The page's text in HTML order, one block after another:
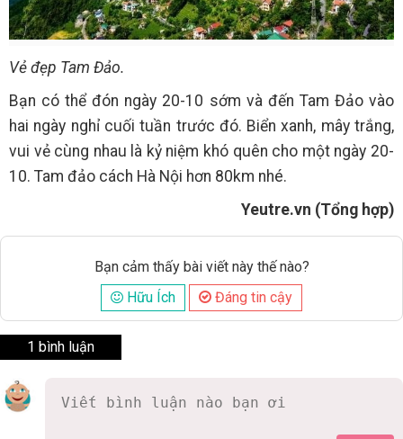
Vẻ đẹp Tam Đảo.
Bạn có thể đón ngày 20-10 sớm và đến Tam Đảo vào
hai ngày nghỉ cuối tuần trước đó. Biển xanh, mây trắng,
vui vẻ cùng nhau là kỷ niệm khó quên cho một ngày 20-
10. Tam đảo cách Hà Nội hơn 80km nhé.
Yeutre.vn (Tổng hợp)
Bạn cảm thấy bài viết này thế nào?
Hữu Ích
Đáng tin cậy
1 bình luận